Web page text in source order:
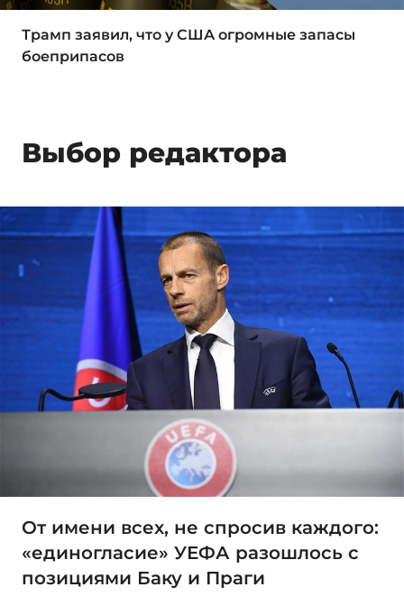
Трамп заявил, что у США огромные запасы
боеприпасов
Выбор редактора
От имени всех, не спросив каждого:
«единогласие» УЕФА разошлось с
позициями Баку и Праги